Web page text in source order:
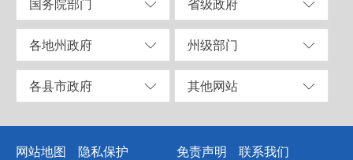
国务院部门 省级政府
各地州政府 州级部门
各县市政府 其他网站
网站地图 隐私保护 免责声明 联系我们